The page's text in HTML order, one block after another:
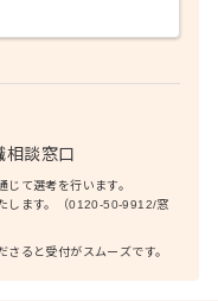
相談窓口
て選考を行います。
します。（0120-50-9912/窓
ると受付がスムーズです。